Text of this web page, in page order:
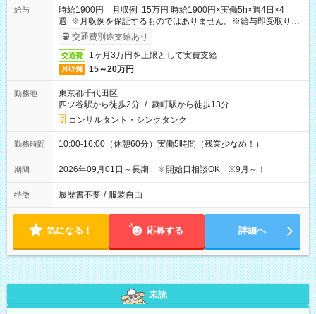
給与
時給1900円 月収例 15万円 時給1900円×実働5h×週4日×4
週 ※月収例を保証するものではありません。※給与即受取りサ
ービス利用可（利用条件有）
交通費別途支給あり
交通費 1ヶ月3万円を上限として実費支給
月収例 15～20万円
勤務地
東京都千代田区
四ツ谷駅から徒歩2分 / 麹町駅から徒歩13分
コンサルタント・シンクタンク
勤務時間 10:00-16:00（休憩60分）実働5時間（残業少なめ！）
期間 2026年09月01日～長期 ※開始日相談OK ※9月～！
特徴 履歴書不要 / 服装自由
気になる！ 応募する 詳細へ
未読